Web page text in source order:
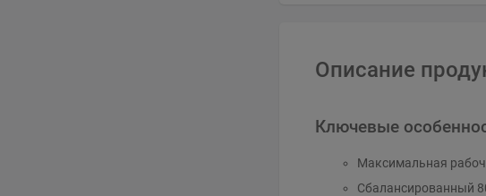
Описание
Ключевые
Максимальная
Сбалансированный